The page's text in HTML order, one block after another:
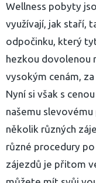
Wellness pobyty
využívají, jak staří,
odpočinku, který
hezkou dovolenou
vysokým cenám,
Nyní si však s
našemu
několik různých
různé procedury
zájezdů je přitom